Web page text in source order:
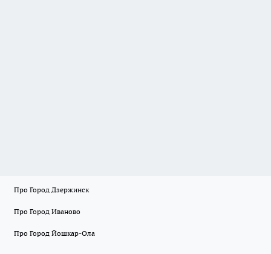
Про Город Дзержинск
Про Город Иваново
Про Город Йошкар-Ола